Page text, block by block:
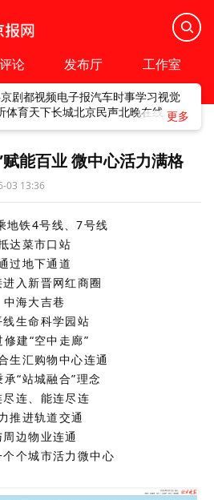
评论 发布厅 工作室
京剧都视频电子报汽车时事学习视觉
体育天下长城北京民声北晚在线
能百业 微中心活力满格
03 13:36
地铁4号线、7号线
达菜市口站
过地下通道
入新晋网红商圈
中海大吉巷
线生命科学园站
修建“空中走廊”
生汇购物中心连通
承“站城融合”理念
尽连、能连尽连
推进轨道交通
周边物业连通
个城市活力微中心